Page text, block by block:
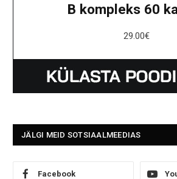
B kompleks 60
29.00€
JÄLGI MEID SOTSIAALMEEDIAS
Facebook